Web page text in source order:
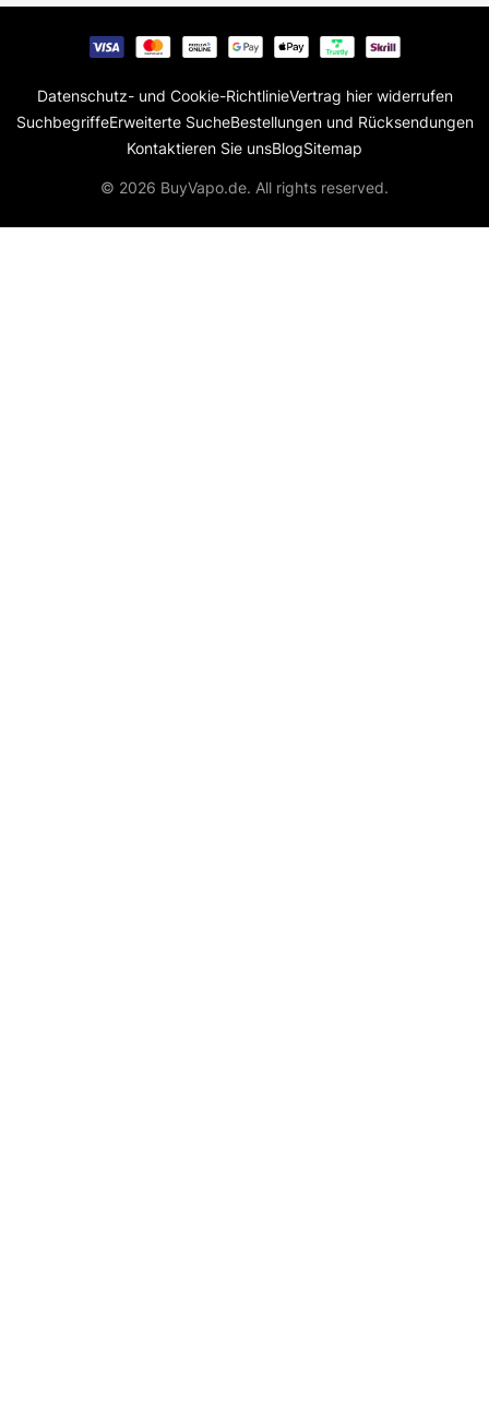
Datenschutz- und Cookie-RichtlinieVertrag hier widerrufen
SuchbegriffeErweiterte SucheBestellungen und Rücksendungen
Kontaktieren Sie unsBlogSitemap
© 2026 BuyVapo.de. All rights reserved.